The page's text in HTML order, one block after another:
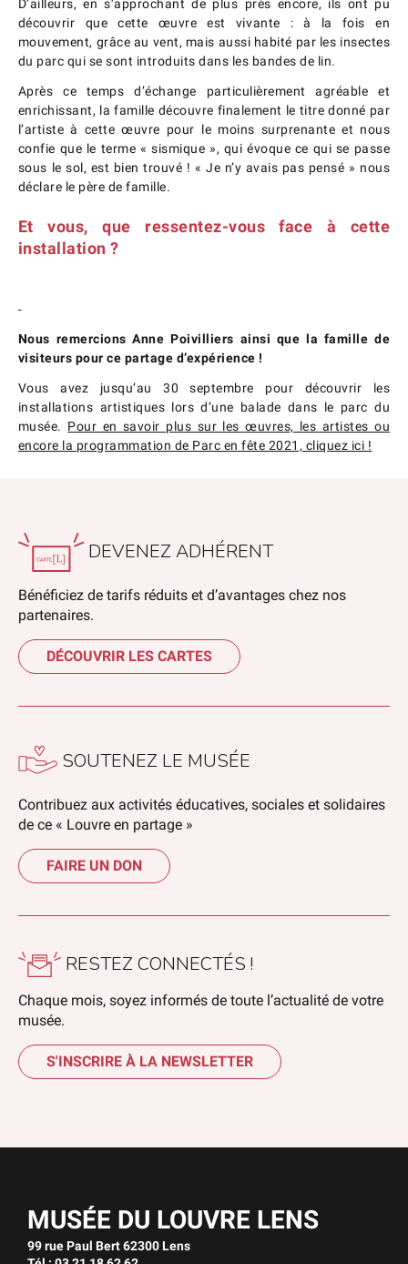
D’ailleurs, en s’approchant de plus près encore, ils ont pu
découvrir que cette œuvre est vivante : à la fois en
mouvement, grâce au vent, mais aussi habité par les insectes
du parc qui se sont introduits dans les bandes de lin.
Après ce temps d’échange particulièrement agréable et
enrichissant, la famille découvre finalement le titre donné par
l’artiste à cette œuvre pour le moins surprenante et nous
confie que le terme « sismique », qui évoque ce qui se passe
sous le sol, est bien trouvé ! « Je n’y avais pas pensé » nous
déclare le père de famille.
Et vous, que ressentez-vous face à cette
installation ?
Nous remercions Anne Poivilliers ainsi que la famille de
visiteurs pour ce partage d’expérience !
Vous avez jusqu’au 30 septembre pour découvrir les
installations artistiques lors d’une balade dans le parc du
musée. Pour en savoir plus sur les œuvres, les artistes ou
encore la programmation de Parc en fête 2021, cliquez ici !
DEVENEZ ADHÉRENT
Bénéficiez de tarifs réduits et d’avantages chez nos
partenaires.
DÉCOUVRIR LES CARTES
SOUTENEZ LE MUSÉE
Contribuez aux activités éducatives, sociales et solidaires
de ce « Louvre en partage »
FAIRE UN DON
RESTEZ CONNECTÉS !
Chaque mois, soyez informés de toute l’actualité de votre
musée.
S'INSCRIRE À LA NEWSLETTER
MUSÉE DU LOUVRE LENS
99 rue Paul Bert 62300 Lens